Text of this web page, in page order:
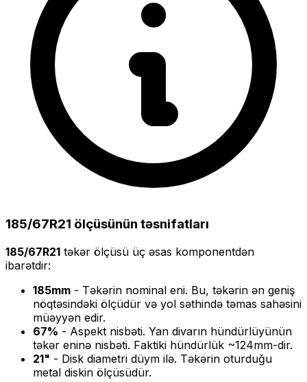
185/67R21 ölçüsünün təsnifatları
185/67R21 təkər ölçüsü üç əsas komponentdən
ibarətdir:
185mm - Təkərin nominal eni. Bu, təkərin ən geniş
nöqtəsindəki ölçüdür və yol səthində təmas sahəsini
müəyyən edir.
67% - Aspekt nisbəti. Yan divarın hündürlüyünün
təkər eninə nisbəti. Faktiki hündürlük ~124mm-dir.
21" - Disk diametri düym ilə. Təkərin oturduğu
metal diskin ölçüsüdür.